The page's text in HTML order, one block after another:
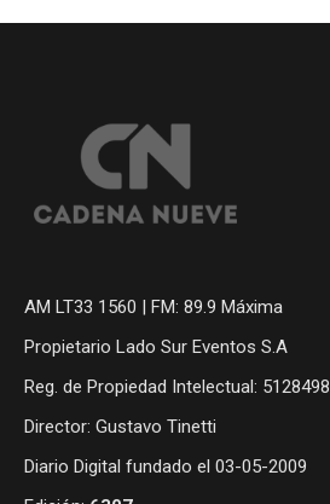
AM LT33 1560 | FM: 89.9 Máxima
Propietario Lado Sur Eventos S.A
Reg. de Propiedad Intelectual: 5128498
Director: Gustavo Tinetti
Diario Digital fundado el 03-05-2009